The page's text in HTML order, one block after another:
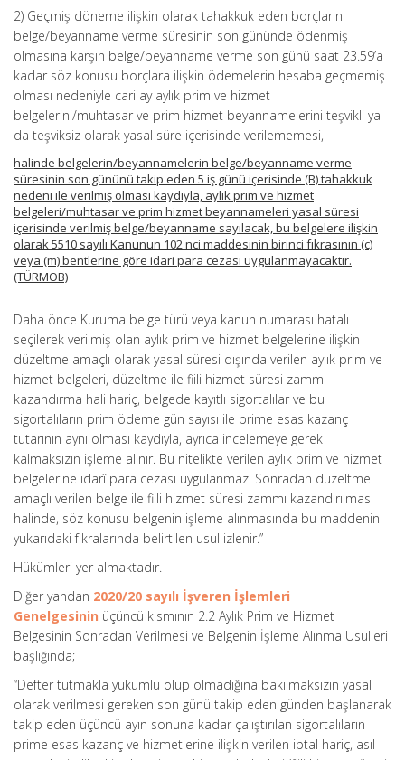
2) Geçmiş döneme ilişkin olarak tahakkuk eden borçların
belge/beyanname verme süresinin son gününde ödenmiş
olmasına karşın belge/beyanname verme son günü saat 23.59’a
kadar söz konusu borçlara ilişkin ödemelerin hesaba geçmemiş
olması nedeniyle cari ay aylık prim ve hizmet
belgelerini/muhtasar ve prim hizmet beyannamelerini teşvikli ya
da teşviksiz olarak yasal süre içerisinde verilememesi,
halinde belgelerin/beyannamelerin belge/beyanname verme
süresinin son gününü takip eden 5 iş günü içerisinde (B) tahakkuk
nedeni ile verilmiş olması kaydıyla, aylık prim ve hizmet
belgeleri/muhtasar ve prim hizmet beyannameleri yasal süresi
içerisinde verilmiş belge/beyanname sayılacak, bu belgelere ilişkin
olarak 5510 sayılı Kanunun 102 nci maddesinin birinci fıkrasının (c)
veya (m) bentlerine göre idari para cezası uygulanmayacaktır.
(TÜRMOB)
Daha önce Kuruma belge türü veya kanun numarası hatalı
seçilerek verilmiş olan aylık prim ve hizmet belgelerine ilişkin
düzeltme amaçlı olarak yasal süresi dışında verilen aylık prim ve
hizmet belgeleri, düzeltme ile fiili hizmet süresi zammı
kazandırma hali hariç, belgede kayıtlı sigortalılar ve bu
sigortalıların prim ödeme gün sayısı ile prime esas kazanç
tutarının aynı olması kaydıyla, ayrıca incelemeye gerek
kalmaksızın işleme alınır. Bu nitelikte verilen aylık prim ve hizmet
belgelerine idarî para cezası uygulanmaz. Sonradan düzeltme
amaçlı verilen belge ile fiili hizmet süresi zammı kazandırılması
halinde, söz konusu belgenin işleme alınmasında bu maddenin
yukarıdaki fıkralarında belirtilen usul izlenir.”
Hükümleri yer almaktadır.
Diğer yandan 2020/20 sayılı İşveren İşlemleri
Genelgesinin üçüncü kısmının 2.2 Aylık Prim ve Hizmet
Belgesinin Sonradan Verilmesi ve Belgenin İşleme Alınma Usulleri
başlığında;
“Defter tutmakla yükümlü olup olmadığına bakılmaksızın yasal
olarak verilmesi gereken son günü takip eden günden başlanarak
takip eden üçüncü ayın sonuna kadar çalıştırılan sigortalıların
prime esas kazanç ve hizmetlerine ilişkin verilen iptal hariç, asıl